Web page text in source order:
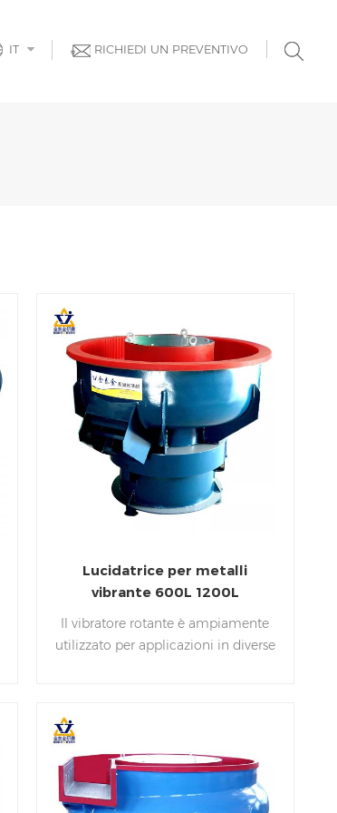
RICHIEDI UN PREVENTIVO
IT
Lucidatrice per metalli
vibrante 600L 1200L
Il vibratore rotante è ampiamente
utilizzato per applicazioni in diverse
essere utilizzato per la sbavatura, la
molatura superficiale, la
disincrostazione, la disoleazione, la
pulizia, la raggiatura e la lucidatura